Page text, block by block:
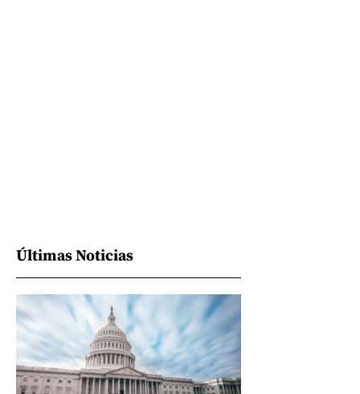
Últimas Noticias